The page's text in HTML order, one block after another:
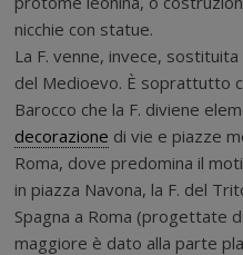
nicchie con statue.
La F. venne, invece,
del Medioevo. È soprattutto
Barocco che la F. diviene
decorazione di vie e piazze
Roma, dove predomina il
in piazza Navona, la F. del
Spagna a Roma (progettate
maggiore è dato alla parte